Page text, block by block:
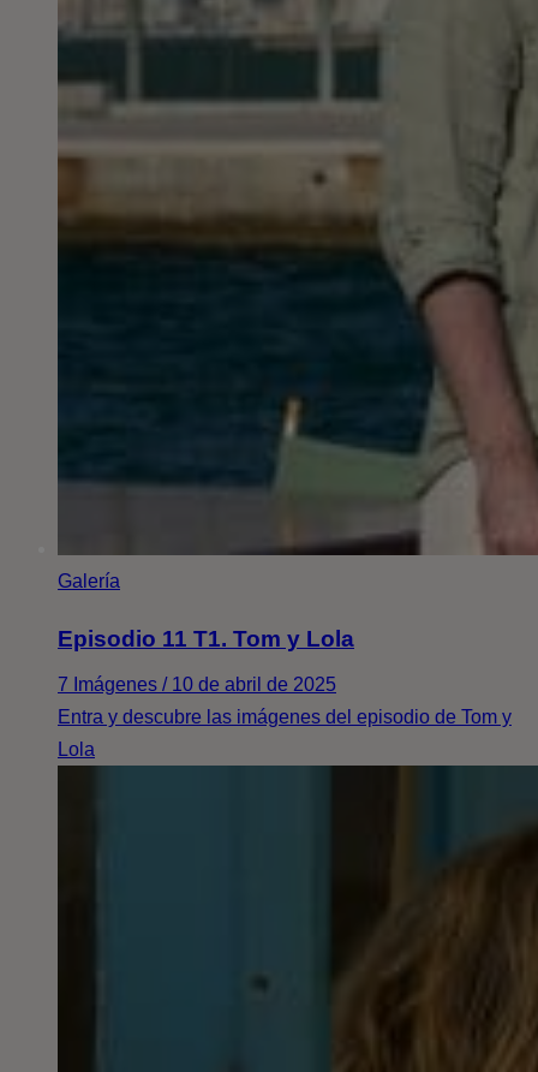
Galería
Episodio 11 T1. Tom y Lola
7 Imágenes / 10 de abril de 2025
Entra y descubre las imágenes del episodio de Tom y
Lola